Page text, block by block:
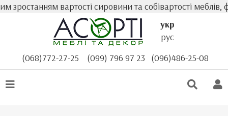
вартості сировини та собівартості меблів,
укр
рус
(068)772-27-25
(099) 796 97 23 (096)486-25-08